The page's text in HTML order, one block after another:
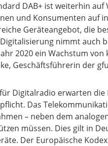
DAB+ ist weiterhin
und Konsumenten auf
Geräteangebot, die
nimmt auch
2020 ein Wachstum
Geschäftsführerin der
Digitalradio erwarten
Das
– neben dem
müssen. Dies gilt in
Der Europäische